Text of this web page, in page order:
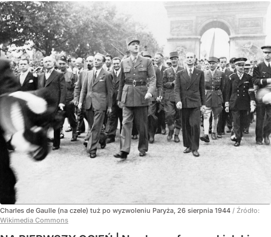
Charles de Gaulle (na czele) tuż po wyzwoleniu Paryża, 26 sierpnia 1944 / Źródło:
Wikimedia Commons